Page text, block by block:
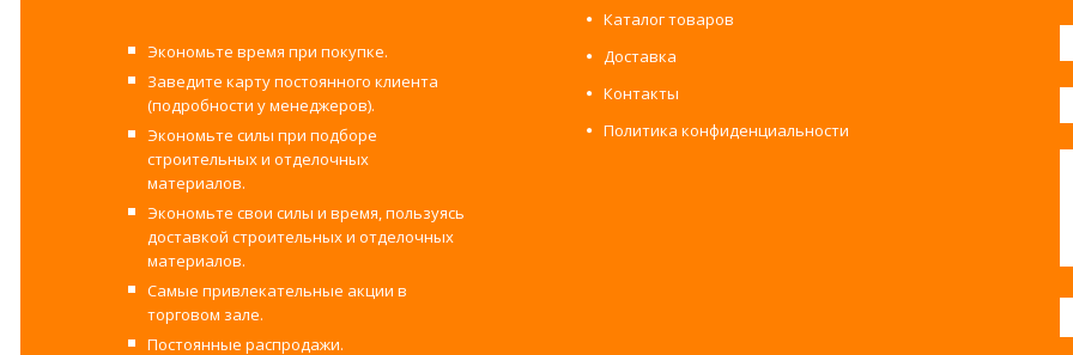
Экономьте время при покупке.
Заведите карту постоянного клиента
(подробности у менеджеров).
Экономьте силы при подборе
строительных и отделочных
материалов.
Экономьте свои силы и время, пользуясь
доставкой строительных и отделочных
материалов.
Самые привлекательные акции в
торговом зале.
Постоянные распродажи.
Каталог товаров
Доставка
Контакты
Политика конфиденциальности